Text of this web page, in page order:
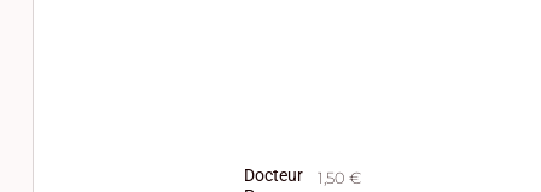
Docteur
1,50 €